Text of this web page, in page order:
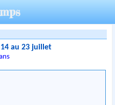
14 au 23 juillet